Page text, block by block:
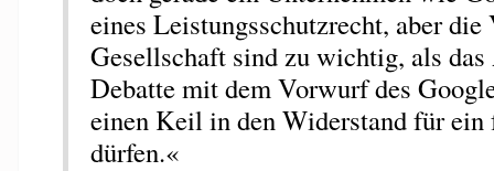
eines Leistungsschutzrecht, aber
Gesellschaft sind zu wichtig, als
Debatte mit dem Vorwurf des
einen Keil in den Widerstand für ein
dürfen.«